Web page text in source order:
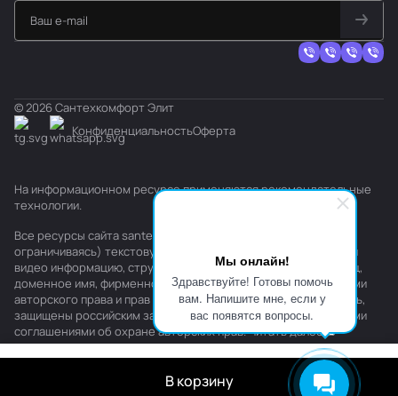
Мы онлайн!
Здравствуйте! Готовы помочь
вам. Напишите мне, если у
вас появятся вопросы.
В корзину
© 2026 Сантехкомфорт Элит
КонфиденциальностьОферта
На информационном ресурсе применяютсярекомендательные
технологии.
Все ресурсы сайта santehkomfort.ru, включая (но не
ограничиваясь) текстовую, графическую, фотографическую и
видео информацию, структуру, дизайн и оформление страниц,
доменное имя, фирменное наименование являются объектами
авторского права и прав на интеллектуальную собственность,
защищены российским законодательством и международными
соглашениями об охране авторских прав.Читать далее